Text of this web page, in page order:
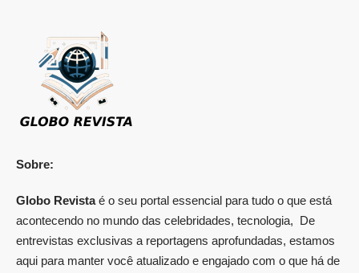
Sobre:
Globo Revistaé o seu portal essencial para tudo o que está
acontecendo no mundo das celebridades, tecnologia, De
entrevistas exclusivas a reportagens aprofundadas, estamos
aqui para manter você atualizado e engajado com o que há de